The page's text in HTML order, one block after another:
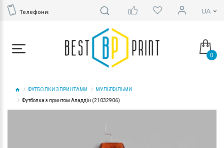
Телефони:
0
ФУТБОЛКИ З ПРИНТАМИ
МУЛЬТФІЛЬМИ
Футболка з принтом Аладдін (21032906)